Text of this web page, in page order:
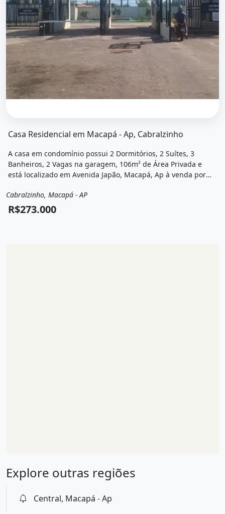
Casa Residencial em Macapá - Ap, Cabralzinho
A casa em condomínio possui 2 Dormitórios, 2 Suítes, 3
Banheiros, 2 Vagas na garagem, 106m² de Área Privada e
está localizado em Avenida Japão, Macapá, Ap à venda por
Venda
Casa em condomínio
Cabralzinho, Macapá - AP
R$273.000
Explore outras regiões
Central, Macapá - Ap